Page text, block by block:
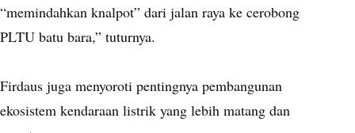
“memindahkan knalpot” dari jalan raya ke cerobong
PLTU batu bara,” tuturnya.
Firdaus juga menyoroti pentingnya pembangunan
ekosistem kendaraan listrik yang lebih matang dan